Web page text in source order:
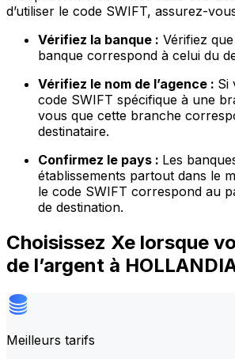
d’utiliser le code SWIFT, assurez-
Vérifiez la banque : Vérifiez
banque correspond à celui du
Vérifiez le nom de l’agence : Si
code SWIFT spécifique à une
vous que cette branche
destinataire.
Confirmez le pays : Les
établissements partout dans le
le code SWIFT correspond au
de destination.
Choisissez Xe lorsque
de l’argent à
Meilleurs tarifs